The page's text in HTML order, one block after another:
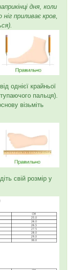
дня, коли
приливає кров,
однієї крайньої
пальця).
візьміть
свій розмір у